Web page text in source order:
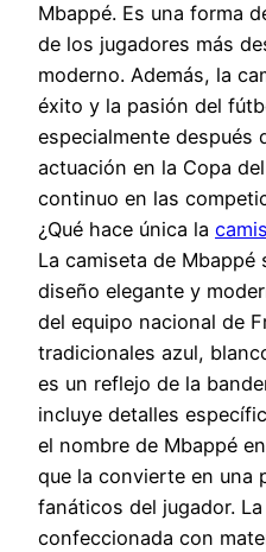
Mbappé. Es una forma
de los jugadores más
moderno. Además, la
éxito y la pasión del
especialmente después
actuación en la Copa
continuo en las
¿Qué hace única la
La camiseta de
diseño elegante y
del equipo nacional de
tradicionales azul,
es un reflejo de la
incluye detalles
el nombre de Mbappé
que la convierte en una
fanáticos del jugador.
confeccionada con